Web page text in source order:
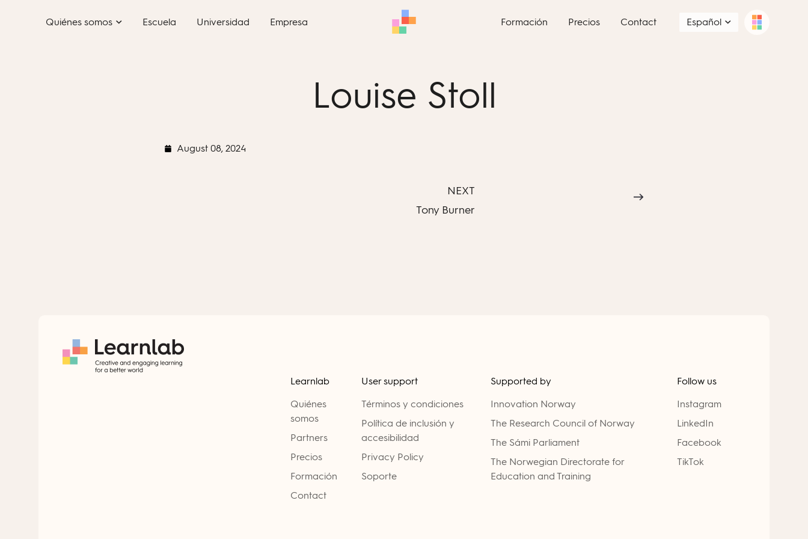
Quiénes somos Escuela Universidad Empresa Formación Precios Contact Español
Louise Stoll
August 08, 2024
NEXT
Tony Burner
Learnlab
Quiénes
somos
Partners
Precios
Formación
Contact
User support
Términos y condiciones
Política de inclusión y
accesibilidad
Privacy Policy
Soporte
Supported by
Innovation Norway
The Research Council of Norway
The Sámi Parliament
The Norwegian Directorate for
Education and Training
Follow us
Instagram
LinkedIn
Facebook
TikTok